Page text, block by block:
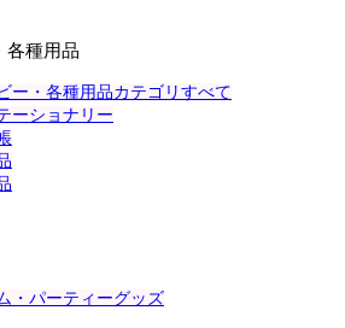
各種用品
ー・各種用品カテゴリすべて
ーショナリー
・パーティーグッズ